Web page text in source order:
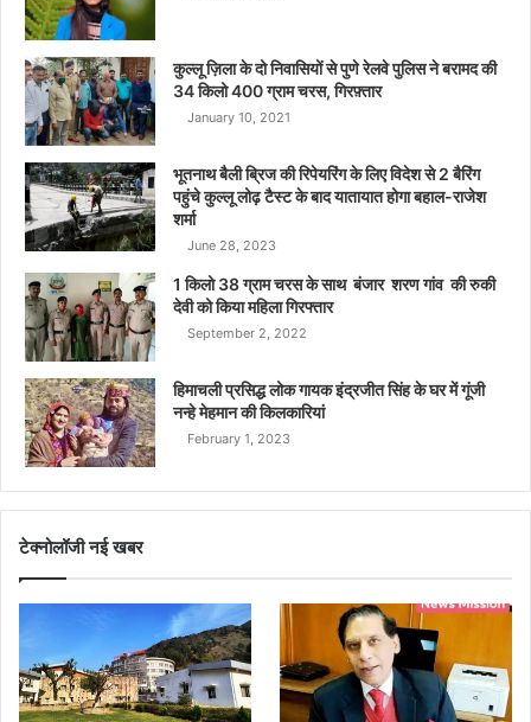
कुल्लू ज़िला के दो निवासियों से पुणे रेलवे पुलिस ने बरामद की
34 किलो 400 ग्राम चरस, गिरफ़्तार
January 10, 2021
भूतनाथ बैली ब्रिज की रिपेयरिंग के लिए विदेश से 2 बैरिंग
पहुंचे कुल्लू लोढ़ टैस्ट के बाद यातायात होगा बहाल-राजेश
शर्मा
June 28, 2023
1 किलो 38 ग्राम चरस के साथ बंजार शरण गांव की रुकी
देवी को किया महिला गिरफ्तार
September 2, 2022
हिमाचली प्रसिद्ध लोक गायक इंद्रजीत सिंह के घर में गूंजी
नन्हे मेहमान की किलकारियां
February 1, 2023
टेक्नोलॉजी नई खबर